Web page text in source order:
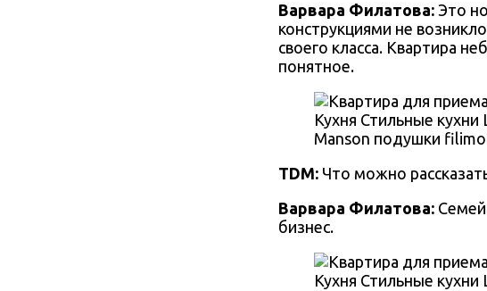
Варвара Филатова: Это
конструкциями не
своего класса. Квартира
понятное.
Кухня Стильные
Manson подушки
TDM: Что можно
Варвара Филатова:
бизнес.
Кухня Стильные